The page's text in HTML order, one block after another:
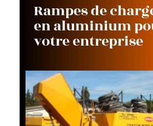
Rampes de
en aluminium
votre entreprise